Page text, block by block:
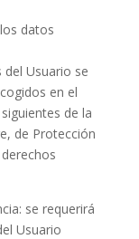
datos
Usuario se
en el
de la
de Protección
se requerirá
Usuario